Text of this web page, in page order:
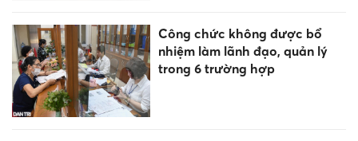
Công chức không được bổ
nhiệm làm lãnh đạo, quản lý
trong 6 trường hợp